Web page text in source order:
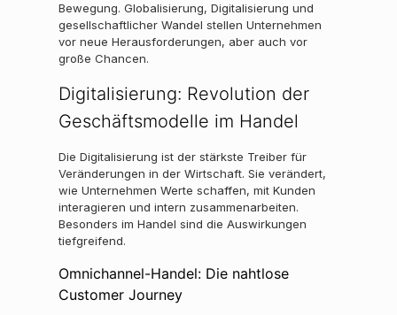
Bewegung. Globalisierung, Digitalisierung und
gesellschaftlicher Wandel stellen Unternehmen
vor neue Herausforderungen, aber auch vor
große Chancen.
Digitalisierung: Revolution der
Geschäftsmodelle im Handel
Die Digitalisierung ist der stärkste Treiber für
Veränderungen in der Wirtschaft. Sie verändert,
wie Unternehmen Werte schaffen, mit Kunden
interagieren und intern zusammenarbeiten.
Besonders im Handel sind die Auswirkungen
tiefgreifend.
Omnichannel-Handel: Die nahtlose
Customer Journey